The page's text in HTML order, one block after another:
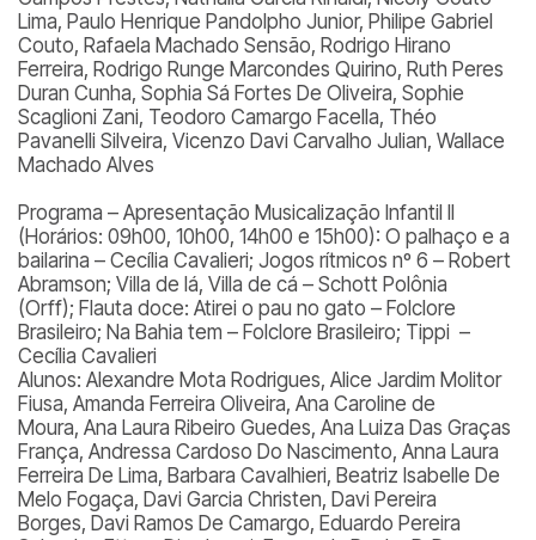
Lima, Paulo Henrique Pandolpho Junior, Philipe Gabriel
Couto, Rafaela Machado Sensão, Rodrigo Hirano
Ferreira, Rodrigo Runge Marcondes Quirino, Ruth Peres
Duran Cunha, Sophia Sá Fortes De Oliveira, Sophie
Scaglioni Zani, Teodoro Camargo Facella, Théo
Pavanelli Silveira, Vicenzo Davi Carvalho Julian, Wallace
Machado Alves
Programa – Apresentação Musicalização Infantil II
(Horários: 09h00, 10h00, 14h00 e 15h00): O palhaço e a
bailarina – Cecília Cavalieri; Jogos rítmicos nº 6 – Robert
Abramson; Villa de lá, Villa de cá – Schott Polônia
(Orff); Flauta doce: Atirei o pau no gato – Folclore
Brasileiro; Na Bahia tem – Folclore Brasileiro; Tippi –
Cecília Cavalieri
Alunos: Alexandre Mota Rodrigues, Alice Jardim Molitor
Fiusa, Amanda Ferreira Oliveira, Ana Caroline de
Moura, Ana Laura Ribeiro Guedes, Ana Luiza Das Graças
França, Andressa Cardoso Do Nascimento, Anna Laura
Ferreira De Lima, Barbara Cavalhieri, Beatriz Isabelle De
Melo Fogaça, Davi Garcia Christen, Davi Pereira
Borges, Davi Ramos De Camargo, Eduardo Pereira